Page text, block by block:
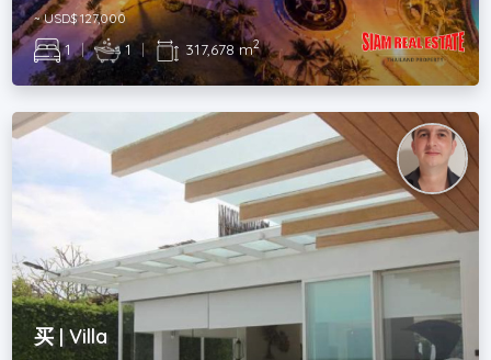
~ USD$ 127,000
1 | 1 | 317,678 m2
买 | Villa